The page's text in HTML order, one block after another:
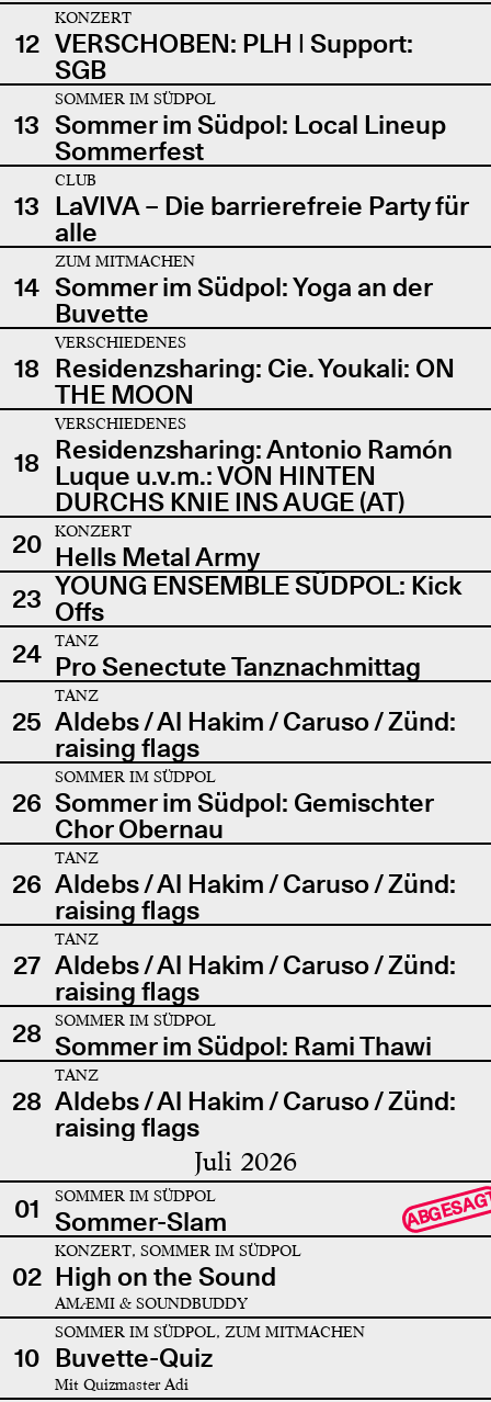
12
KONZERT
VERSCHOBEN: PLH | Support:
SGB
13
SOMMER IM SÜDPOL
Sommer im Südpol: Local Lineup
Sommerfest
13
CLUB
LaVIVA – Die barrierefreie Party für
alle
14
ZUM MITMACHEN
Sommer im Südpol: Yoga an der
Buvette
18
VERSCHIEDENES
Residenzsharing: Cie. Youkali: ON
THE MOON
18
VERSCHIEDENES
Residenzsharing: Antonio Ramón
Luque u.v.m.: VON HINTEN
DURCHS KNIE INS AUGE (AT)
20
KONZERT
Hells Metal Army
23 YOUNG ENSEMBLE SÜDPOL: Kick
Offs
24
TANZ
Pro Senectute Tanznachmittag
25
TANZ
Aldebs / Al Hakim / Caruso / Zünd:
raising flags
26
SOMMER IM SÜDPOL
Sommer im Südpol: Gemischter
Chor Obernau
26
TANZ
Aldebs / Al Hakim / Caruso / Zünd:
raising flags
27
TANZ
Aldebs / Al Hakim / Caruso / Zünd:
raising flags
28
SOMMER IM SÜDPOL
Sommer im Südpol: Rami Thawi
28
TANZ
Aldebs / Al Hakim / Caruso / Zünd:
raising flags
Juli 2026
01 SOMMER IM SÜDPOL
Sommer-Slam
02
KONZERT, SOMMER IM SÜDPOL
High on the Sound
AMÆMI & SOUNDBUDDY
10
SOMMER IM SÜDPOL, ZUM MITMACHEN
Buvette-Quiz
Mit Quizmaster Adi